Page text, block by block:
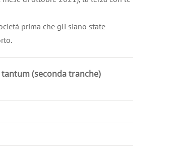
prima che gli siano state
tantum (seconda tranche)